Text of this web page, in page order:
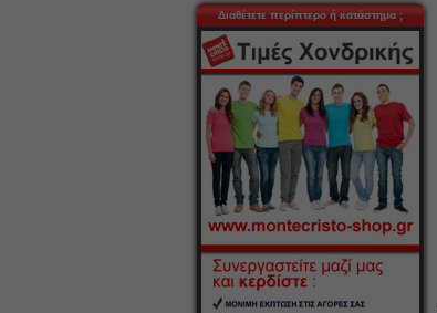
Διαθέτετε περίπτερο ή κατάστημα ;